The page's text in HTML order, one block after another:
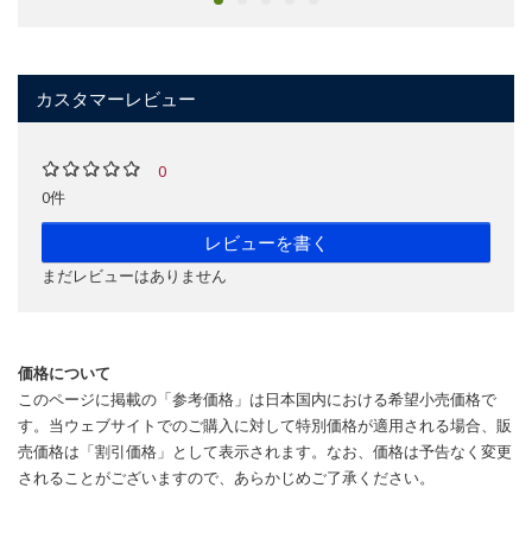
カスタマーレビュー
0
0件
レビューを書く
まだレビューはありません
価格について
このページに掲載の「参考価格」は日本国内における希望小売価格で
す。当ウェブサイトでのご購入に対して特別価格が適用される場合、販
売価格は「割引価格」として表示されます。なお、価格は予告なく変更
されることがございますので、あらかじめご了承ください。